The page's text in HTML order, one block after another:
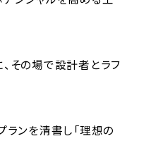
その場で設計者とラフ
ランを清書し「理想の